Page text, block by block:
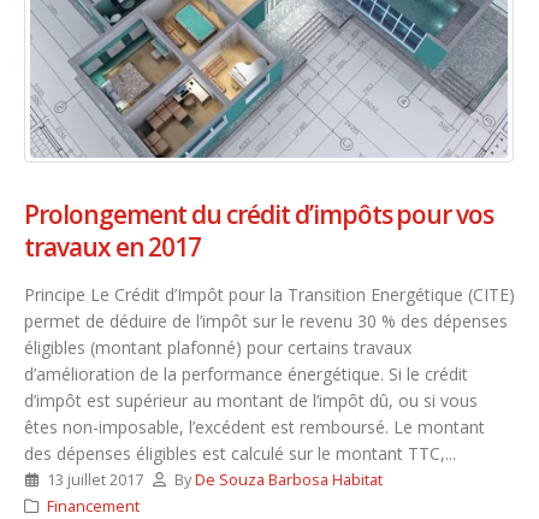
Prolongement du crédit d’impôts pour vos
travaux en 2017
Principe Le Crédit d’Impôt pour la Transition Energétique (CITE)
permet de déduire de l’impôt sur le revenu 30 % des dépenses
éligibles (montant plafonné) pour certains travaux
d’amélioration de la performance énergétique. Si le crédit
d’impôt est supérieur au montant de l’impôt dû, ou si vous
êtes non-imposable, l’excédent est remboursé. Le montant
des dépenses éligibles est calculé sur le montant TTC,...
13 juillet 2017 ByDe Souza Barbosa Habitat
Financement